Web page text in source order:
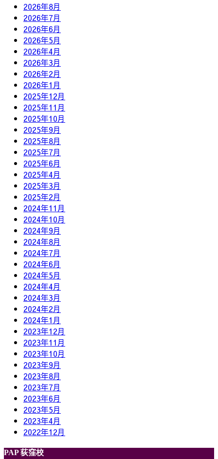
2026年8月
2026年7月
2026年6月
2026年5月
2026年4月
2026年3月
2026年2月
2026年1月
2025年12月
2025年11月
2025年10月
2025年9月
2025年8月
2025年7月
2025年6月
2025年4月
2025年3月
2025年2月
2024年11月
2024年10月
2024年9月
2024年8月
2024年7月
2024年6月
2024年5月
2024年4月
2024年3月
2024年2月
2024年1月
2023年12月
2023年11月
2023年10月
2023年9月
2023年8月
2023年7月
2023年6月
2023年5月
2023年4月
2022年12月
PAP 荻窪校